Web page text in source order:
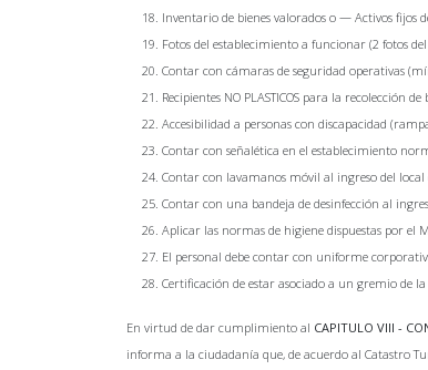
Inventario de bienes valorados o — Activos fijos
Fotos del establecimiento a funcionar (2 fotos
Contar con cámaras de seguridad operativas
Recipientes NO PLASTICOS para la recolección de
Accesibilidad a personas con discapacidad
Contar con señalética en el establecimiento
Contar con lavamanos móvil al ingreso del local
Contar con una bandeja de desinfección al
Aplicar las normas de higiene dispuestas por el
El personal debe contar con uniforme
Certificación de estar asociado a un gremio de
En virtud de dar cumplimiento al CAPITULO VIII -
informa a la ciudadanía que, de acuerdo al Catastro